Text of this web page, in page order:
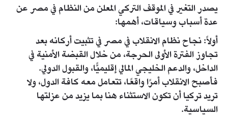
يصدر التغير في الموقف التركي المعلن من النظام في مصر عن
عدة أسباب وسياقات، أهمها:
أولاً: نجاح نظام الانقلاب في مصر في تثبيت أركانه بعد
تجاوز الفترة الأولى الحرجة، من خلال القبضة الأمنية في
الداخل، والدعم الخليجي المالي إقليميًّا، والقبول الدولي.
فأصبح الانقلاب أمرًا واقعًا، تتعامل معه كافة الدول، ولا
تريد تركيا أن تكون الاستثناء هنا بما يزيد من عزلتها
السياسية.